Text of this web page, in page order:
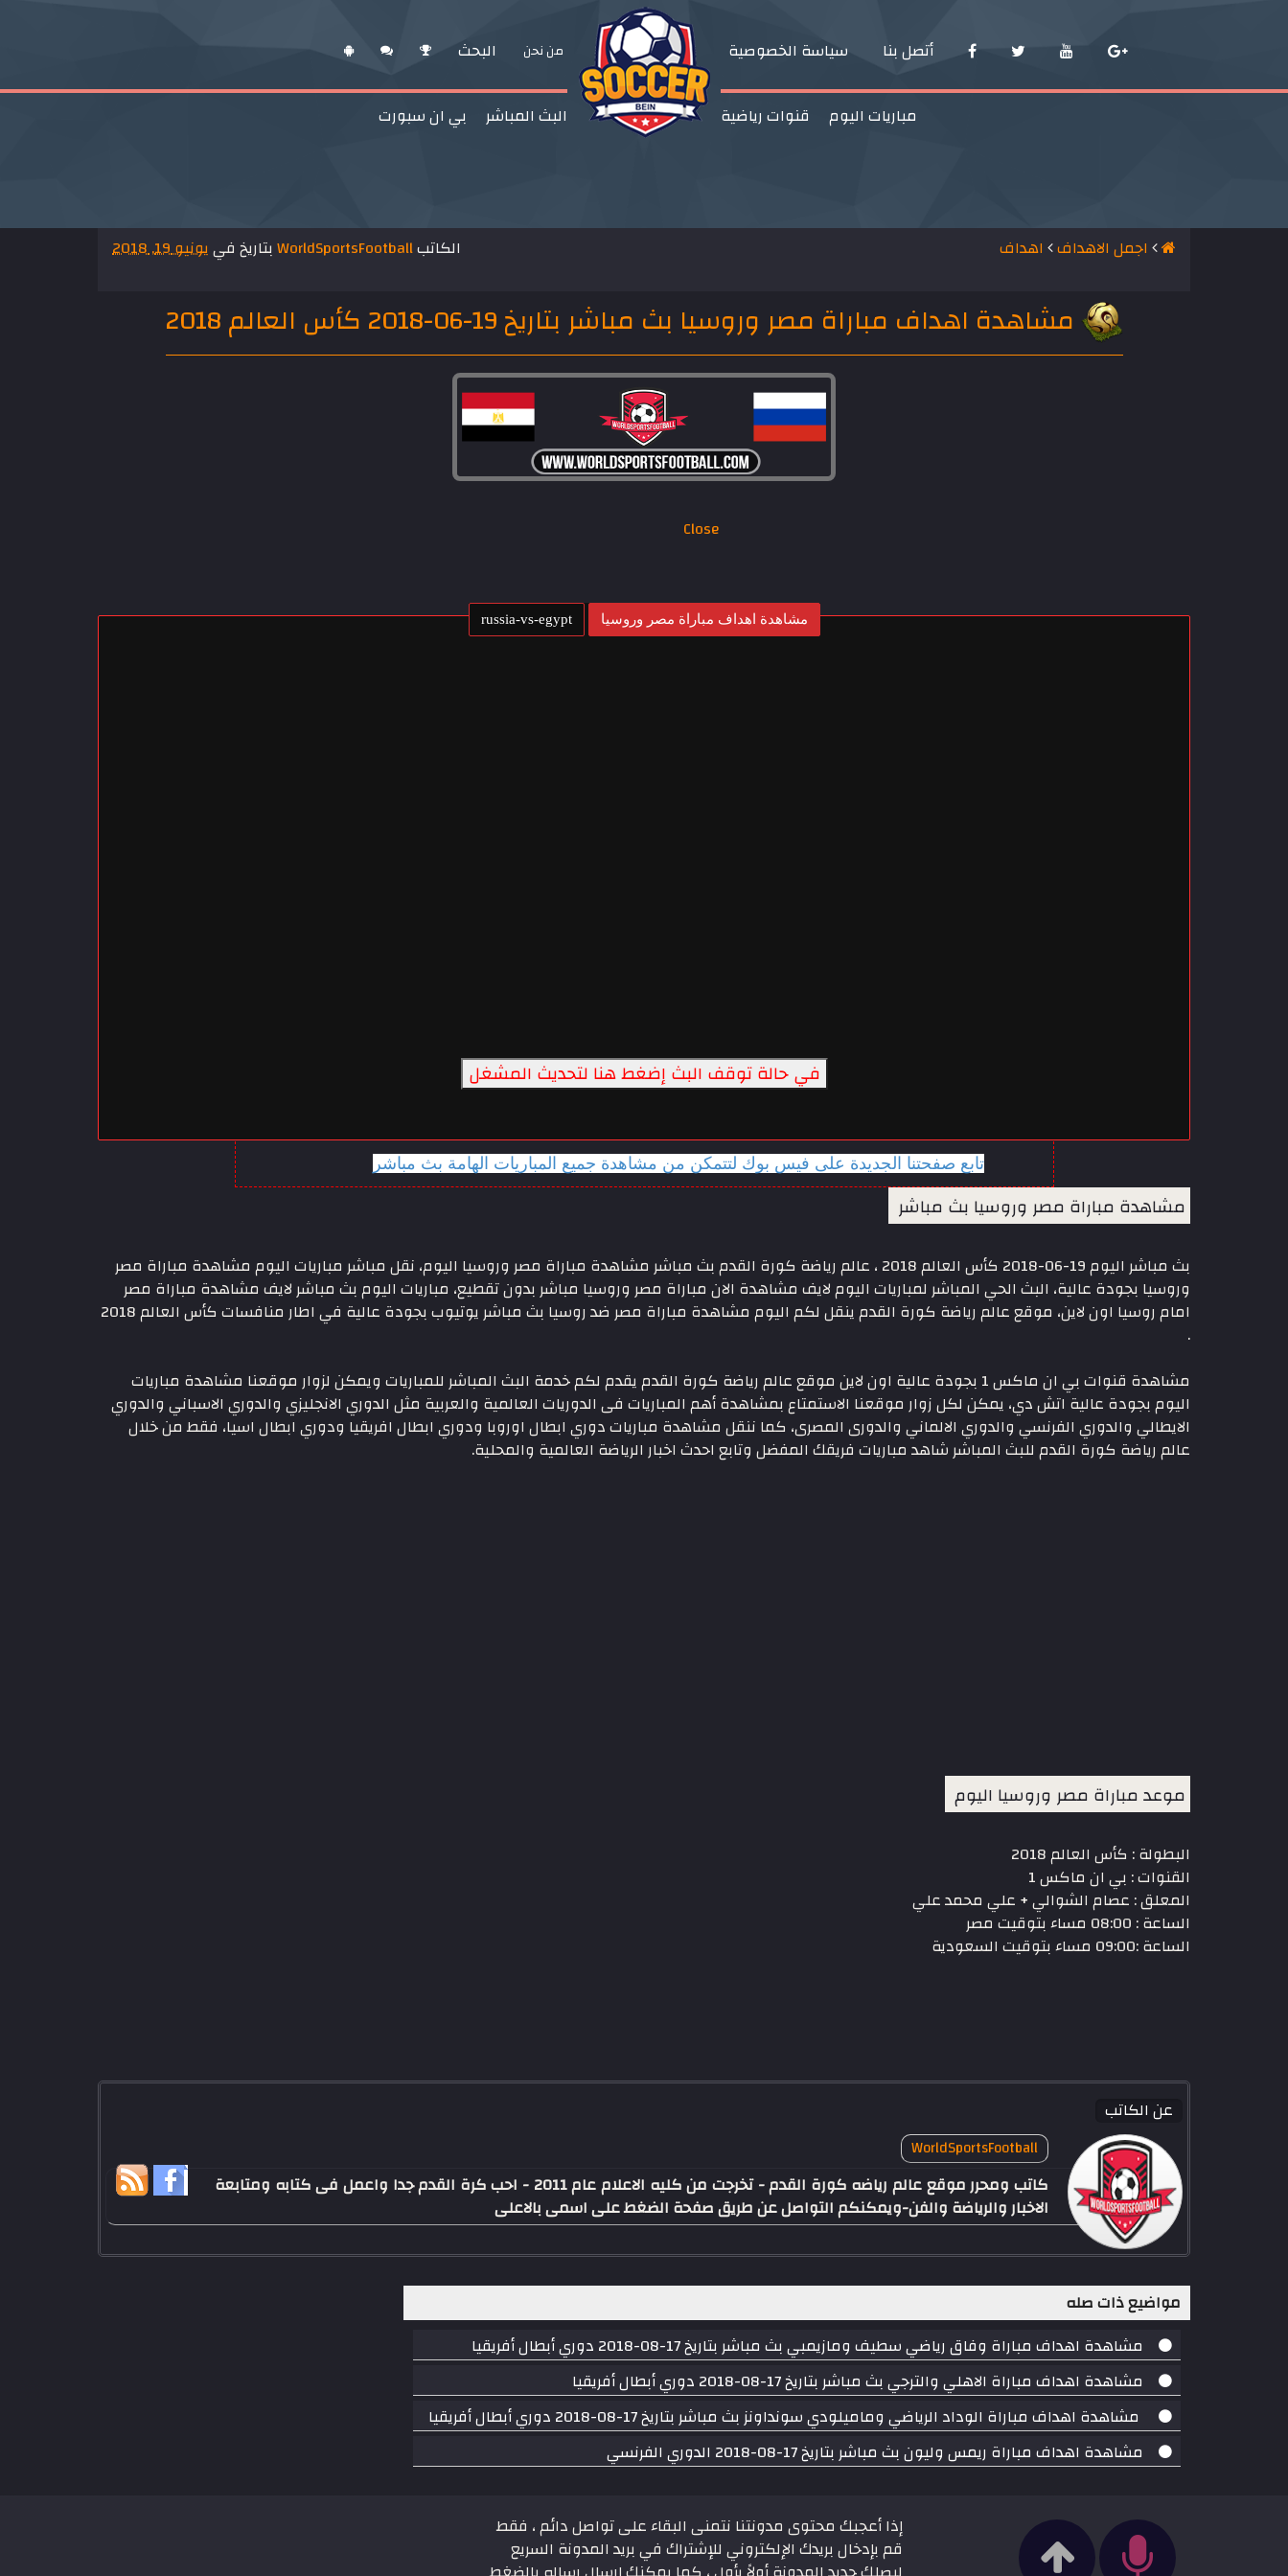
البحث من نحن أتصل بنا سياسة الخصوصية
بي ان سبورت البث المباشر قنوات رياضية مباريات اليوم
اجمل الاهداف اهداف الكاتبWorldSportsFootballبتاريخ فييونيو 19, 2018
مشاهدة اهداف مباراة مصر وروسيا بث مباشر بتاريخ 19-06-2018 كأس العالم 2018
Close
مشاهدة اهداف مباراة مصر وروسيا russia-vs-egypt
في حالة توقف البث إضغط هنا لتحديث المشغل
تابع صفحتنا الجديدة على فيس بوك لتتمكن من مشاهدة جميع المباريات الهامة بث مباشر
مشاهدة مباراة مصر وروسيا بث مباشر
بث مباشر اليوم 19-06-2018 كأس العالم 2018 ، عالم رياضة كورة القدم بث مباشر مشاهدة مباراة مصر وروسيا اليوم، نقل مباشر مباريات اليوم مشاهدة مباراة مصر
وروسيا بجودة عالية، البث الحي المباشر لمباريات اليوم لايف مشاهدة الان مباراة مصر وروسيا مباشر بدون تقطيع، مباريات اليوم بث مباشر لايف مشاهدة مباراة مصر
امام روسيا اون لاين، موقع عالم رياضة كورة القدم ينقل لكم اليوم مشاهدة مباراة مصر ضد روسيا بث مباشر يوتيوب بجودة عالية في اطار منافسات كأس العالم 2018
.
مشاهدة قنوات بي ان ماكس 1 بجودة عالية اون لاين موقع عالم رياضة كورة القدم يقدم لكم خدمة البث المباشر للمباريات ويمكن لزوار موقعنا مشاهدة مباريات
اليوم بجودة عالية اتش دي، يمكن لكل زوار موقعنا الاستمتاع بمشاهدة أهم المباريات فى الدوريات العالمية والعربية مثل الدوري الانجليزي والدوري الاسباني والدوري
الايطالي والدوري الفرنسي والدوري الالماني والدورى المصرى، كما ننقل مشاهدة مباريات دوري ابطال اوروبا ودوري ابطال افريقيا ودوري ابطال اسيا، فقط من خلال
عالم رياضة كورة القدم للبث المباشر شاهد مباريات فريقك المفضل وتابع احدث اخبار الرياضة العالمية والمحلية.
موعد مباراة مصر وروسيا اليوم
البطولة : كأس العالم 2018
القنوات : بي ان ماكس 1
المعلق : عصام الشوالي + علي محمد علي
الساعة : 08:00 مساء بتوقيت مصر
الساعة :09:00 مساء بتوقيت السعودية
عن الكاتب
WorldSportsFootball
كاتب ومحرر موقع عالم رياضه كورة القدم - تخرجت من كليه الاعلام عام 2011 - احب كرة القدم جدا واعمل فى كتابه ومتابعة
الاخبار والرياضة والفن-ويمكنكم التواصل عن طريق صفحة الضغط على اسمى بالاعلى
مواضيع ذات صله
مشاهدة اهداف مباراة وفاق رياضي سطيف ومازيمبي بث مباشر بتاريخ 17-08-2018 دوري أبطال أفريقيا
مشاهدة اهداف مباراة الاهلي والترجي بث مباشر بتاريخ 17-08-2018 دوري أبطال أفريقيا
مشاهدة اهداف مباراة الوداد الرياضي وماميلودي سونداونز بث مباشر بتاريخ 17-08-2018 دوري أبطال أفريقيا
مشاهدة اهداف مباراة ريمس وليون بث مباشر بتاريخ 17-08-2018 الدوري الفرنسي
إذا أعجبك محتوى مدونتنا نتمنى البقاء على تواصل دائم ، فقط
قم بإدخال بريدك الإلكتروني للإشتراك في بريد المدونة السريع